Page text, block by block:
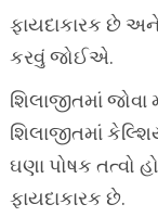
ફાયદાકારક છે
કરવું જોઈએ.
શિલાજીતમાં
શિલાજીતમાં
ઘણા પોષક તત્વો
ફાયદાકારક છે.